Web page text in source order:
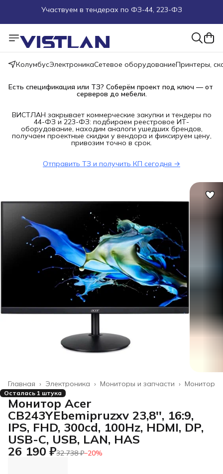
Пуско-наладочные работы
Пришлите запрос на e-mail или в чат
Более 100 000 позиций в наличии и под заказ
КолумбусЭлектроникаСетевое оборудованиеПринтеры,
Есть спецификация или ТЗ? Соберём проект под ключ — от
серверов до мебели.
ВИСТЛАН закрывает коммерческие закупки и тендеры по
44-ФЗ и 223-ФЗ: подбираем реестровое ИТ-
оборудование, находим аналоги ушедших брендов,
получаем проектные скидки у вендора и фиксируем цену,
привозим точно в срок.
Отправить ТЗ и получить КП сегодня →
Монитор
Мониторы и запчасти ›
Электроника ›
Главная ›
Осталась 1 штука
Монитор Acer
CB243YEbemipruzxv 23,8'', 16:9,
IPS, FHD, 300cd, 100Hz, HDMI, DP,
USB-C, USB, LAN, HAS
26 190 ₽32 738 ₽−20%